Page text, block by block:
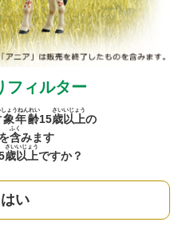
フィルター
象年齢
しょうねんれい
15歳
さい
以上
いじょう
の
を含
ふく
みます
歳
さい
以上
いじょう
ですか？
はい